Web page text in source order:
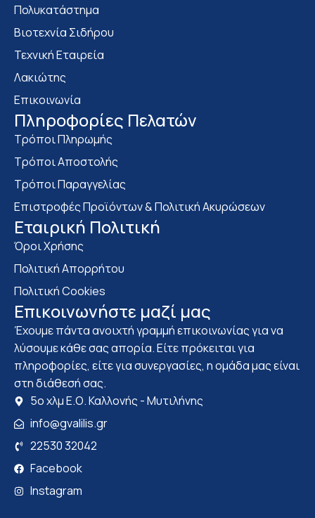
Πολυκατάστημα
Bιοτεχνία Σιδήρου
Τεχνική Εταιρεία
Λακιώτης
Επικοινωνία
Πληροφορίες Πελατών
Τρόποι Πληρωμής
Τρόποι Αποστολής
Τρόποι Παραγγελίας
Επιστροφές Προϊόντων & Πολιτική Ακυρώσεων
Eταιρική Πολιτική
Όροι Χρήσης
Πολιτική Απορρήτου
Πολιτική Cookies
Επικοινωνήστε μαζί μας
Έχουμε πάντα ανοιχτή γραμμή επικοινωνίας για να
λύσουμε κάθε σας απορία. Είτε πρόκειται για
πληροφορίες, είτε για συνεργασίες, η ομάδα μας είναι
στη διάθεσή σας.
5ο χλμ Ε.Ο. Καλλονής - Μυτιλήνης
info@gvalilis.gr
22530 32042
Facebook
Instagram